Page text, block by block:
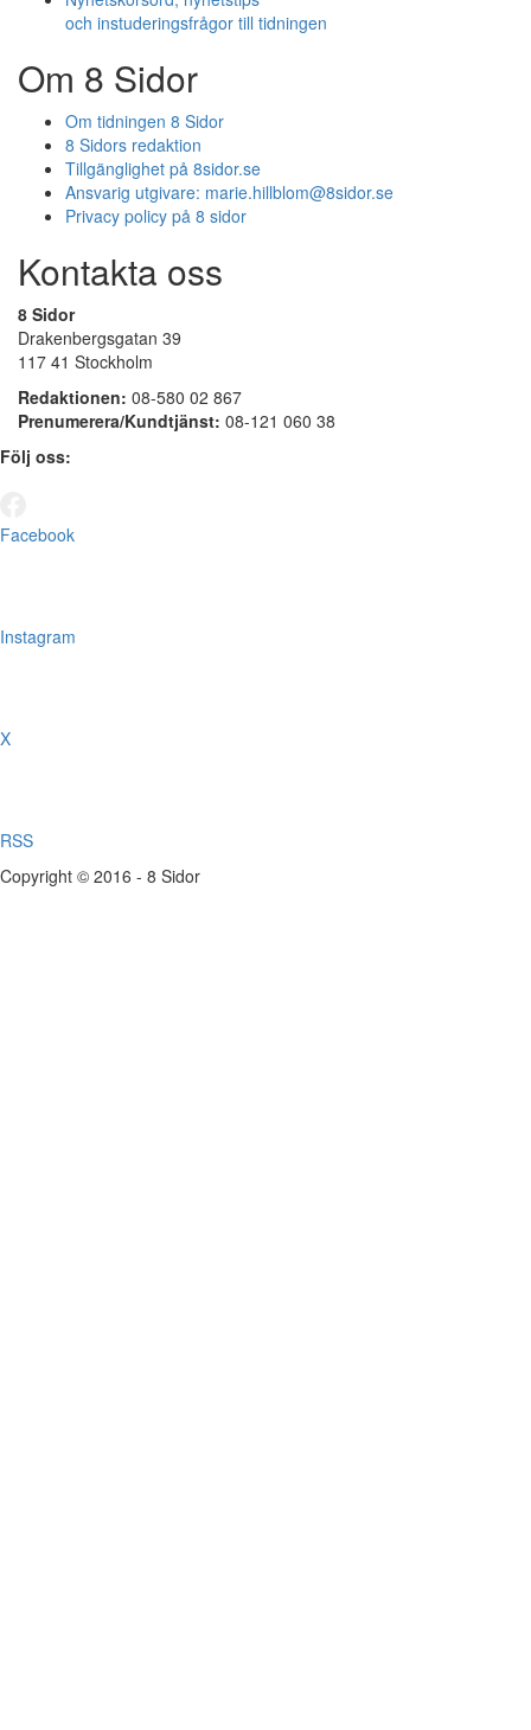
och instuderingsfrågor till tidningen
Om 8 Sidor
Om tidningen 8 Sidor
8 Sidors redaktion
Tillgänglighet på 8sidor.se
Ansvarig utgivare: marie.hillblom@8sidor.se
Privacy policy på 8 sidor
Kontakta oss
8 Sidor
Drakenbergsgatan 39
117 41 Stockholm
Redaktionen: 08-580 02 867
Prenumerera/Kundtjänst: 08-121 060 38
Följ oss:
Facebook
Instagram
X
RSS
Copyright © 2016 - 8 Sidor